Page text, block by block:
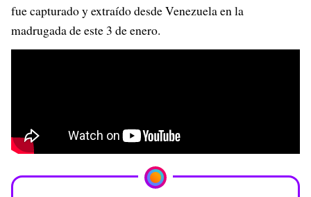
fue capturado y extraído desde Venezuela en la
madrugada de este 3 de enero.